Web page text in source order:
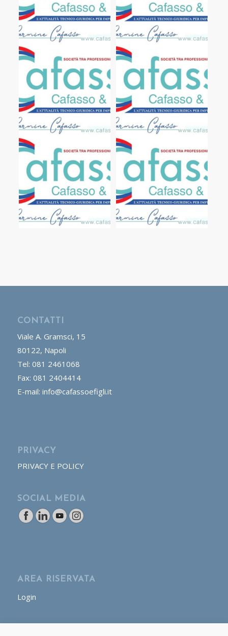
CONTATTI
Viale A. Gramsci, 15
80122, Napoli
Tel: 081 2461068
Fax: 081 2404414
E-mail: info@cafassoefigli.it
PRIVACY
PRIVACY E POLICY
SOCIAL MEDIA
AREA RISERVATA
Login